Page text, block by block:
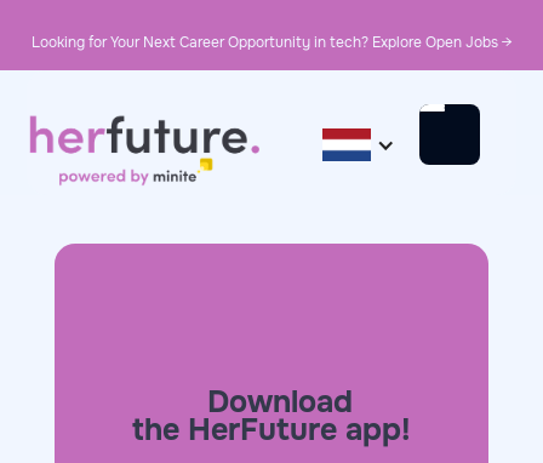
Looking for Your Next Career Opportunity in tech? Explore Open Jobs →
Download
the HerFuture app!